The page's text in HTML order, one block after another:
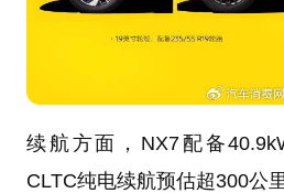
续航方面，NX7配备
CLTC纯电续航预估超300公